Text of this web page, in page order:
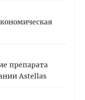
препарата
Astellas